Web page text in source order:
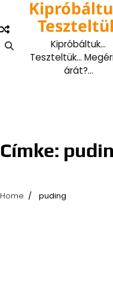
content
Kipróbáltuk…
Teszteltük…
árát?…
Címke:
Home puding